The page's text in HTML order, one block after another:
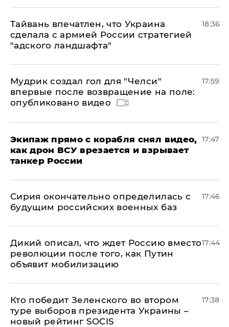
Тайвань впечатлен, что Украина
сделала с армией России стратегией
"адского ландшафта"
18:36
Мудрик создал гол для "Челси"
впервые после возвращение на поле:
опубликовано видео
17:59
Экипаж прямо с корабля снял видео,
как дрон ВСУ врезается и взрывает
танкер России
17:47
Сирия окончательно определилась с
будущим российских военных баз
17:46
Дикий описал, что ждет Россию вместо
революции после того, как Путин
объявит мобилизацию
17:44
Кто победит Зеленского во втором
туре выборов президента Украины –
новый рейтинг SOCIS
17:38